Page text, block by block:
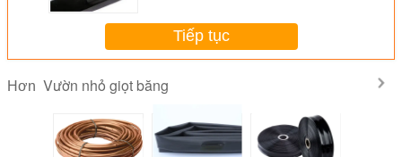
Tiếp tục
Hơn Vườn nhỏ giọt băng